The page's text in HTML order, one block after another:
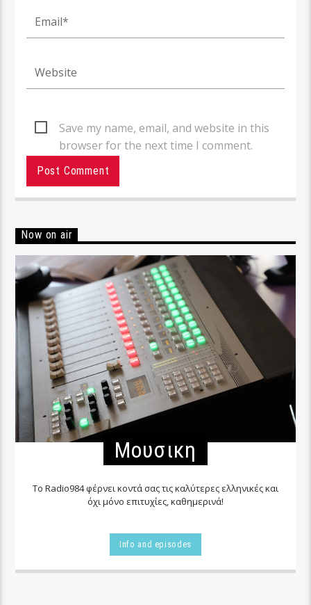
Save my name, email, and website in this
browser for the next time I comment.
Now on air
Μουσικη
Το Radio984 φέρνει κοντά σας τις καλύτερες ελληνικές και
όχι μόνο επιτυχίες, καθημερινά!
Info and episodes